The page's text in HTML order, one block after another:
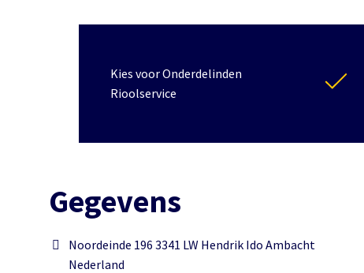
Kies voor Onderdelinden
Rioolservice
Gegevens
Noordeinde 196 3341 LW Hendrik Ido Ambacht
Nederland